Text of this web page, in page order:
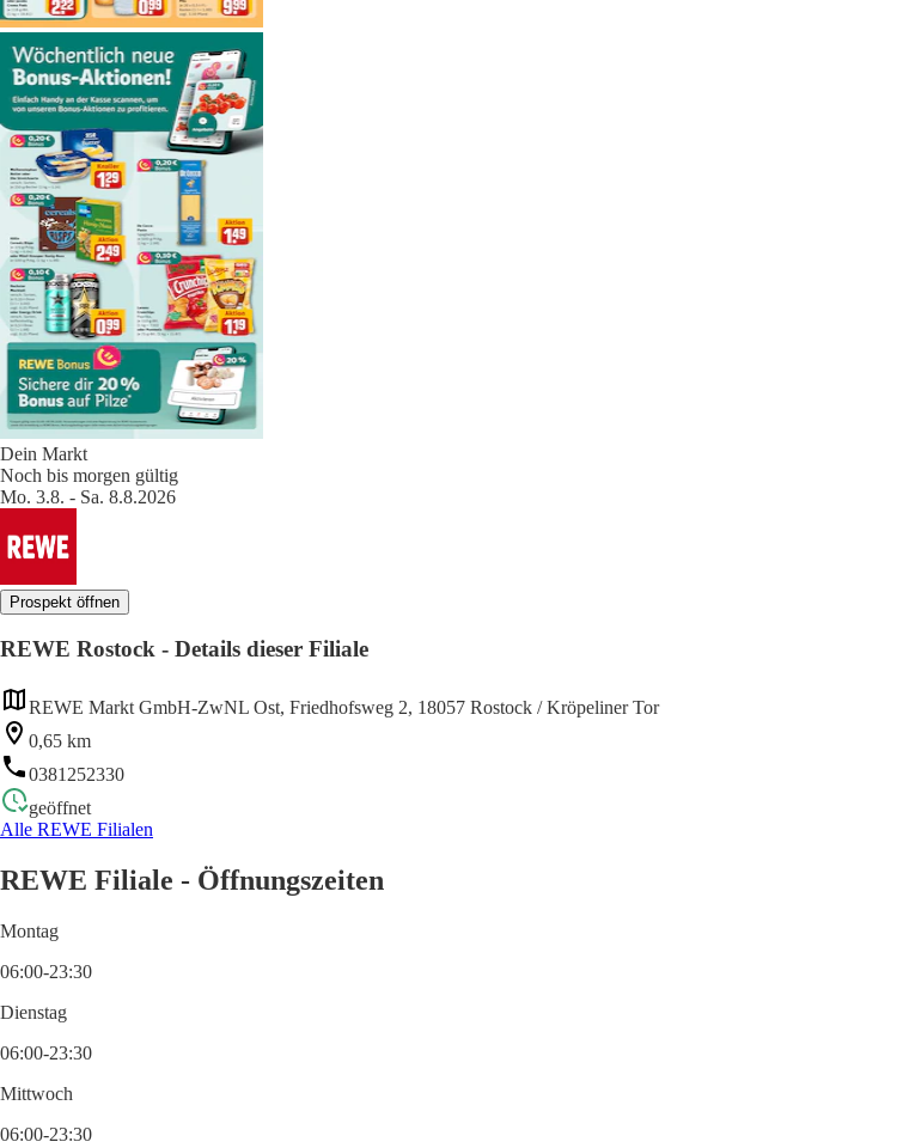
Dein Markt
Noch bis morgen gültig
Mo. 3.8. - Sa. 8.8.2026
Prospekt öffnen
REWE Rostock - Details dieser Filiale
REWE Markt GmbH-ZwNL Ost, Friedhofsweg 2, 18057 Rostock / Kröpeliner Tor
0,65 km
0381252330
geöffnet
Alle REWE Filialen
REWE Filiale - Öffnungszeiten
Montag
06:00-23:30
Dienstag
06:00-23:30
Mittwoch
06:00-23:30